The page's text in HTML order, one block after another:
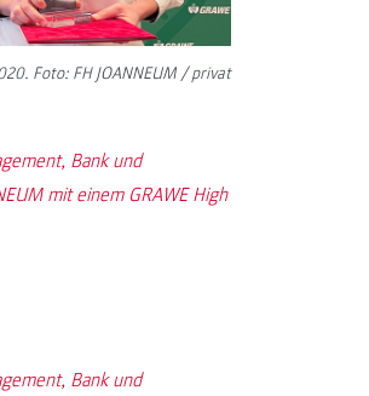
Foto: FH JOANNEUM / privat
Bank und
mit einem GRAWE High
Bank und